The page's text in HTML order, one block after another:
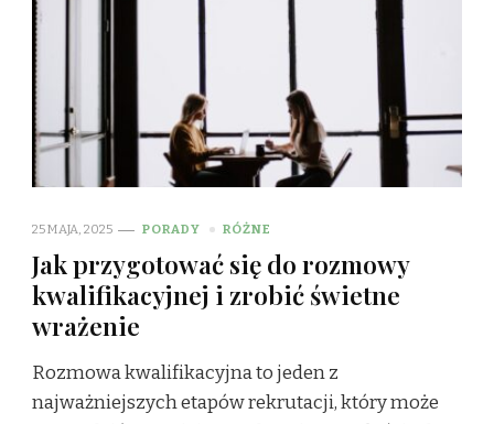
25 MAJA, 2025 PORADY RÓŻNE
Jak przygotować się do rozmowy
kwalifikacyjnej i zrobić świetne
wrażenie
Rozmowa kwalifikacyjna to jeden z
najważniejszych etapów rekrutacji, który może